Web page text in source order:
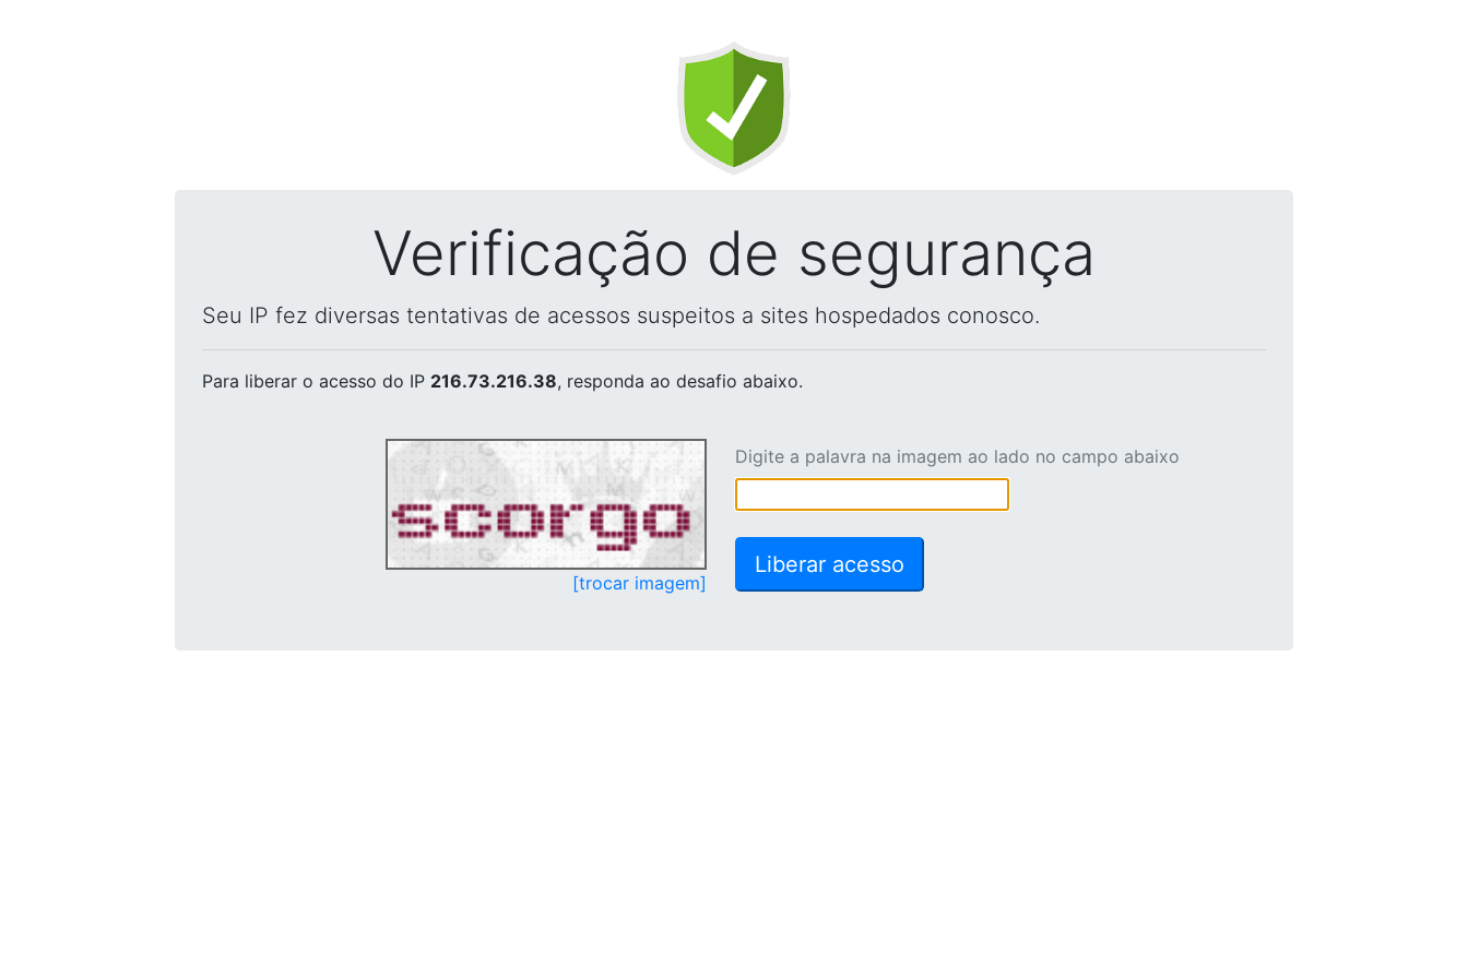
Verificação de segurança
Seu IP fez diversas tentativas de acessos suspeitos a sites hospedados conosco.
Para liberar o acesso do IP 216.73.216.38, responda ao desafio abaixo.
[trocar imagem]
Digite a palavra na imagem ao lado no campo abaixo